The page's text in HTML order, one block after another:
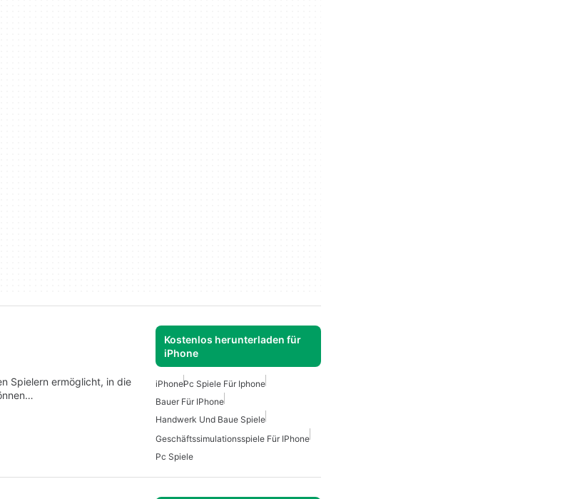
Kostenlos herunterladen für
iPhone
Spielern ermöglicht, in die
iPhonePc Spiele Für Iphone
Bauer Für IPhone
Handwerk Und Baue Spiele
Geschäftssimulationsspiele Für IPhone
Pc Spiele